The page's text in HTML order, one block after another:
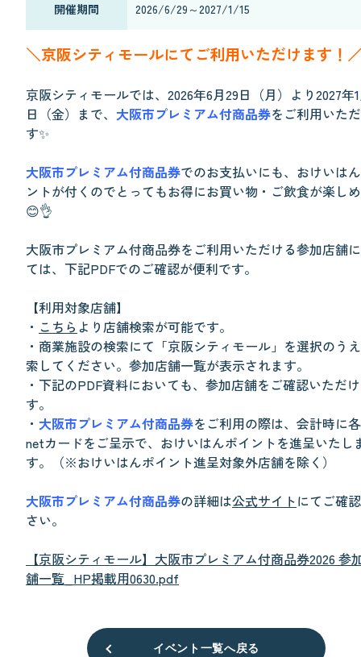
開催期間 2026/6/29～2027/1/15
＼京阪シティモールにてご利用いただけます！
京阪シティモールでは、2026年6月29日（月）より2027年
日（金）まで、 大阪市プレミアム付商品券をご利用いた
す✨
大阪市プレミアム付商品券でのお支払いにも、おけいは
ントが付くのでとってもお得にお買い物・ご飲食が楽し
😊👌
大阪市プレミアム付商品券をご利用いただける参加店舗
ては、下記PDFでのご確認が便利です。
【利用対象店舗】
・ こちら より店舗検索が可能です。
・商業施設の検索にて「京阪シティモール」を選択のう
索してください。参加店舗一覧が表示されます。
・下記のPDF資料においても、参加店舗をご確認いただ
す。
・ 大阪市プレミアム付商品券をご利用の際は、会計時に
netカードをご呈示で、おけいはんポイントを進呈いたし
す。（※おけいはんポイント進呈対象外店舗を除く）
大阪市プレミアム付商品券の詳細は公式サイトにてご確
さい。
【京阪シティモール】大阪市プレミアム付商品券2026 参
舗一覧_HP掲載用0630.pdf
イベント一覧へ戻る